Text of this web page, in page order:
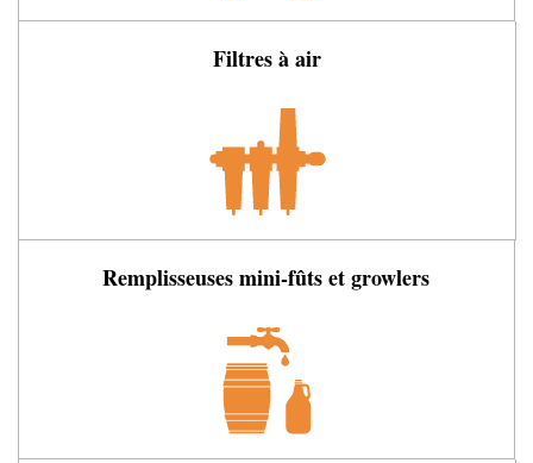
Filtres à air
Remplisseuses mini-fûts et growlers